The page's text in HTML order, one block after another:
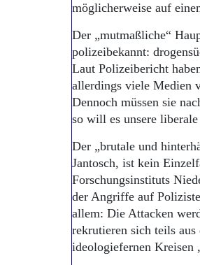
möglicherweise auf
Der „mutmaßliche“
polizeibekannt:
Laut Polizeibericht
allerdings viele Medien
Dennoch müssen sie
so will es unsere
Der „brutale und
Jantosch, ist kein
Forschungsinstituts
der Angriffe auf
allem: Die Attacken
rekrutieren sich teils aus
ideologiefernen Kreisen